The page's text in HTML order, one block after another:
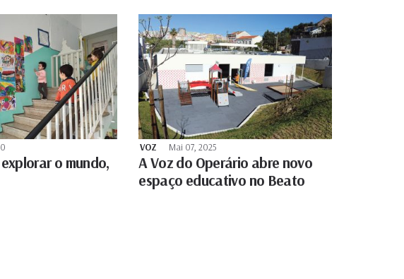
o mundo,
VOZ Mai 07, 2025
A Voz do Operário abre novo
espaço educativo no Beato